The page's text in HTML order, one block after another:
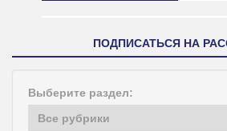
ПОДПИСАТЬСЯ НА
Выберите раздел: